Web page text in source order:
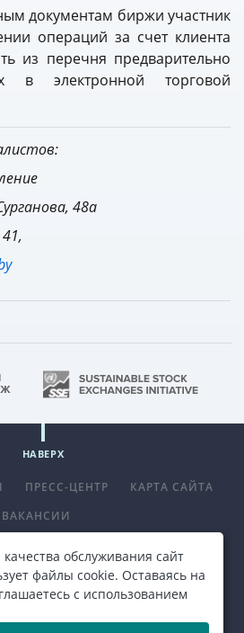
документам биржи участник
операций за счет клиента
из перечня предварительно
в электронной торговой
48а
ПРЕСС-ЦЕНТР
КАРТА САЙТА
ВАКАНСИИ
+375 (17) 390 14 70
. E-mail:
д. 48а.Карта проезда
валютно-фондовая биржа"
НАВЕРХ
обслуживания сайт
файлы cookie. Оставаясь на
с использованием